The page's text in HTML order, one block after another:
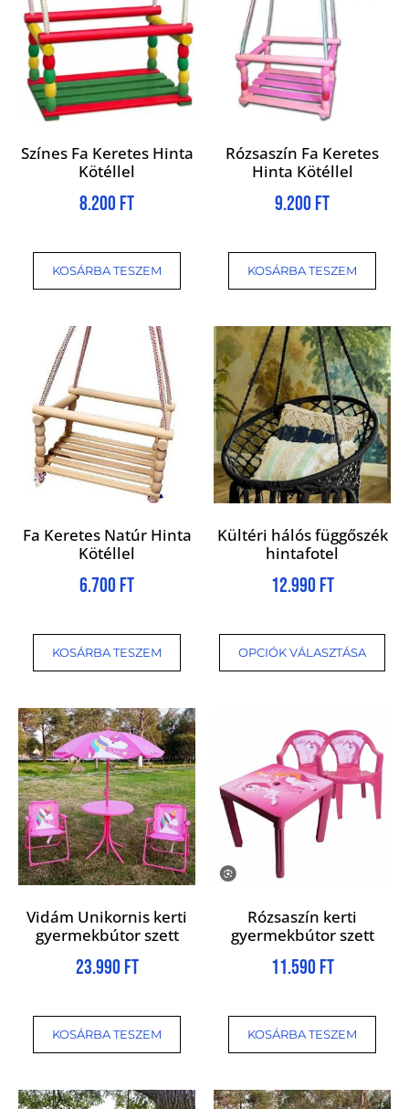
Színes Fa Keretes Hinta
Kötéllel
8.200 Ft
KOSÁRBA TESZEM
Rózsaszín Fa Keretes
Hinta Kötéllel
9.200 Ft
KOSÁRBA TESZEM
Fa Keretes Natúr Hinta
Kötéllel
6.700 Ft
KOSÁRBA TESZEM
Kültéri hálós függőszék
hintafotel
12.990 Ft
OPCIÓK VÁLASZTÁSA
Vidám Unikornis kerti
gyermekbútor szett
23.990 Ft
KOSÁRBA TESZEM
Rózsaszín kerti
gyermekbútor szett
11.590 Ft
KOSÁRBA TESZEM